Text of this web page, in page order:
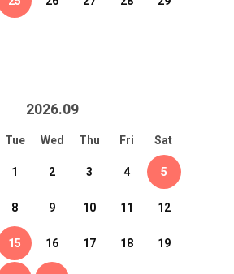
2026.09
Tue Wed Thu Fri Sat
1 2 3 4 5
8 9 10 11 12
15 16 17 18 19